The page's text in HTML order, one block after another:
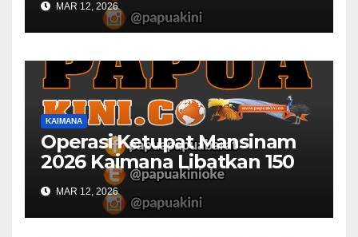
MAR 12, 2026
KAIMANA
Operasi Ketupat Mansinam
2026 Kaimana Libatkan 150
Personil Gabungan
MAR 12, 2026